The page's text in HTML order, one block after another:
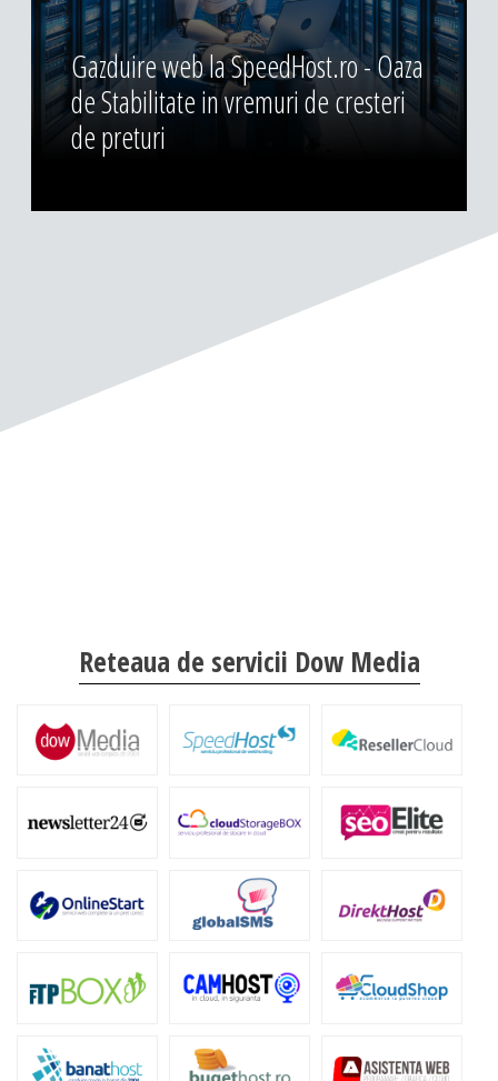
Gazduire web la SpeedHost.ro - Oaza
de Stabilitate in vremuri de cresteri
de preturi
Reteaua de servicii Dow Media